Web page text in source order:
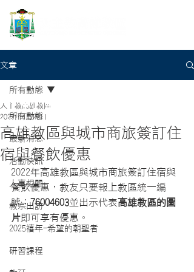
文章
所有動態
最新消息
活動快訊
人事相關
教宗出訪
2025禧年-希望的朝聖者
研習課程
所有動態
高雄教區與城市商旅簽訂住
宿與餐飲優惠
天主教高雄教區
2022年4月20日
2022年高雄教區與城市商旅簽訂住宿與
餐飲優惠，教友只要報上教區統一編
號：76004603並出示代表高雄教區的圖
片即可享有優惠。